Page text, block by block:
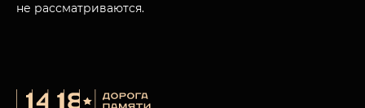
не рассматриваются.